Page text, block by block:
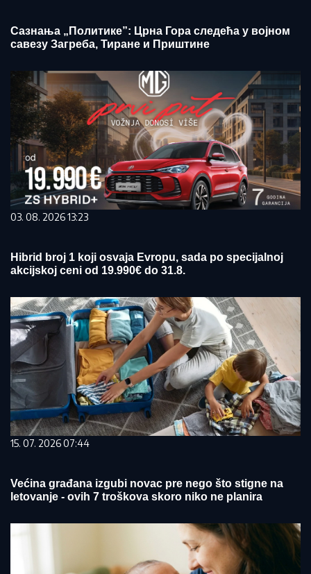
Сазнања „Политике”: Црна Гора следећа у војном
савезу Загреба, Тиране и Приштине
03. 08. 2026 13:23
Hibrid broj 1 koji osvaja Evropu, sada po specijalnoj
akcijskoj ceni od 19.990€ do 31.8.
15. 07. 2026 07:44
Većina građana izgubi novac pre nego što stigne na
letovanje - ovih 7 troškova skoro niko ne planira